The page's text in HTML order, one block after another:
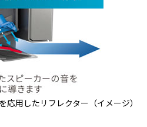
応用したリフレクター（イメージ）